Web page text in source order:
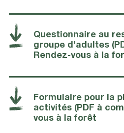
Questionnaire au
groupe d’adultes
Rendez-vous à la
Formulaire pour la
activités (PDF à
vous à la forêt